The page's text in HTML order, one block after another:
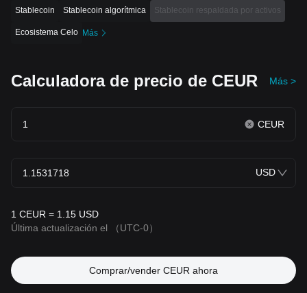
Stablecoin Stablecoin algorítmica Stablecoin respaldada por activos
Ecosistema Celo Más
Calculadora de precio de CEUR Más >
CEUR
USD
1 CEUR = 1.15 USD
Última actualización el
（UTC-0）
Comprar/vender CEUR ahora